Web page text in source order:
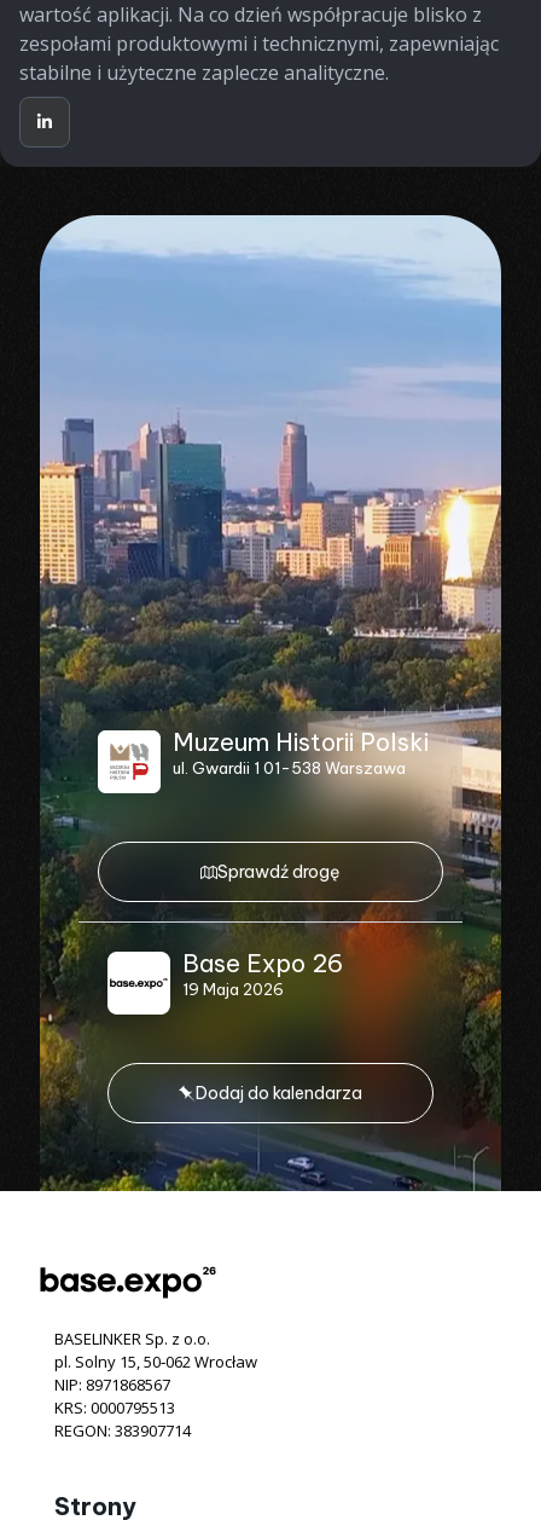
wartość aplikacji. Na co dzień współpracuje blisko z
zespołami produktowymi i technicznymi, zapewniając
stabilne i użyteczne zaplecze analityczne.
Muzeum Historii Polski
ul. Gwardii 1 01-538 Warszawa
Sprawdź drogę
Base Expo 26
19 Maja 2026
Dodaj do kalendarza
BASELINKER Sp. z o.o.
pl. Solny 15, 50‐062 Wrocław
NIP: 8971868567
KRS: 0000795513
REGON: 383907714
Strony